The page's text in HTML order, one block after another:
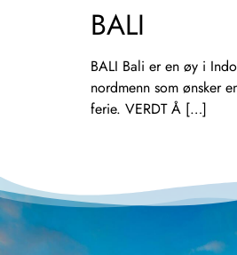
BALI
BALI Bali er en øy i
nordmenn som ønsker
ferie. VERDT Å […]